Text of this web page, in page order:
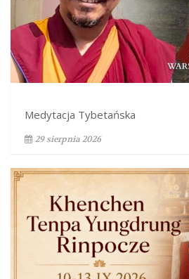
Medytacja Tybetańska
29 sierpnia 2026